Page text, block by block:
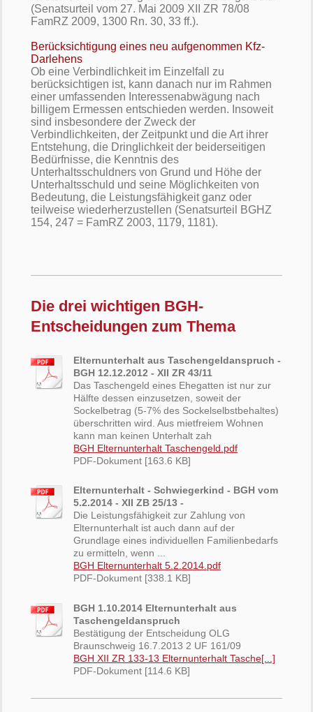
(Senatsurteil vom 27. Mai 2009 XII ZR 78/08
FamRZ 2009, 1300 Rn. 30, 33 ff.).
Berücksichtigung eines neu aufgenommen Kfz-
Darlehens
Ob eine Verbindlichkeit im Einzelfall zu
berücksichtigen ist, kann danach nur im Rahmen
einer umfassenden Interessenabwägung nach
billigem Ermessen entschieden werden. Insoweit
sind insbesondere der Zweck der
Verbindlichkeiten, der Zeitpunkt und die Art ihrer
Entstehung, die Dringlichkeit der beiderseitigen
Bedürfnisse, die Kenntnis des
Unterhaltsschuldners von Grund und Höhe der
Unterhaltsschuld und seine Möglichkeiten von
Bedeutung, die Leistungsfähigkeit ganz oder
teilweise wiederherzustellen (Senatsurteil BGHZ
154, 247 = FamRZ 2003, 1179, 1181).
Die drei wichtigen BGH-
Entscheidungen zum Thema
Elternunterhalt aus Taschengeldanspruch -
BGH 12.12.2012 - XII ZR 43/11
Das Taschengeld eines Ehegatten ist nur zur
Hälfte dessen einzusetzen, soweit der
Sockelbetrag (5-7% des Sockelselbstbehaltes)
überschritten wird. Aus mietfreiem Wohnen
kann man keinen Unterhalt zah
BGH Elternunterhalt Taschengeld.pdf
PDF-Dokument [163.6 KB]
Elternunterhalt - Schwiegerkind - BGH vom
5.2.2014 - XII ZB 25/13 -
Die Leistungsfähigkeit zur Zahlung von
Elternunterhalt ist auch dann auf der
Grundlage eines individuellen Familienbedarfs
zu ermitteln, wenn ...
BGH Elternunterhalt 5.2.2014.pdf
PDF-Dokument [338.1 KB]
BGH 1.10.2014 Elternunterhalt aus
Taschengeldanspruch
Bestätigung der Entscheidung OLG
Braunschweig 16.7.2013 2 UF 161/09
BGH XII ZR 133-13 Elternunterhalt Tasche[...]
PDF-Dokument [114.6 KB]